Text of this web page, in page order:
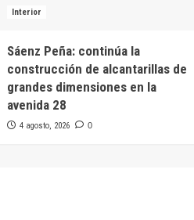
Interior
Sáenz Peña: continúa la
construcción de alcantarillas de
grandes dimensiones en la
avenida 28
4 agosto, 2026 0